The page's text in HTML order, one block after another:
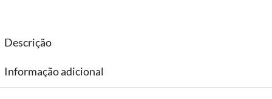
Descrição
Informação adicional